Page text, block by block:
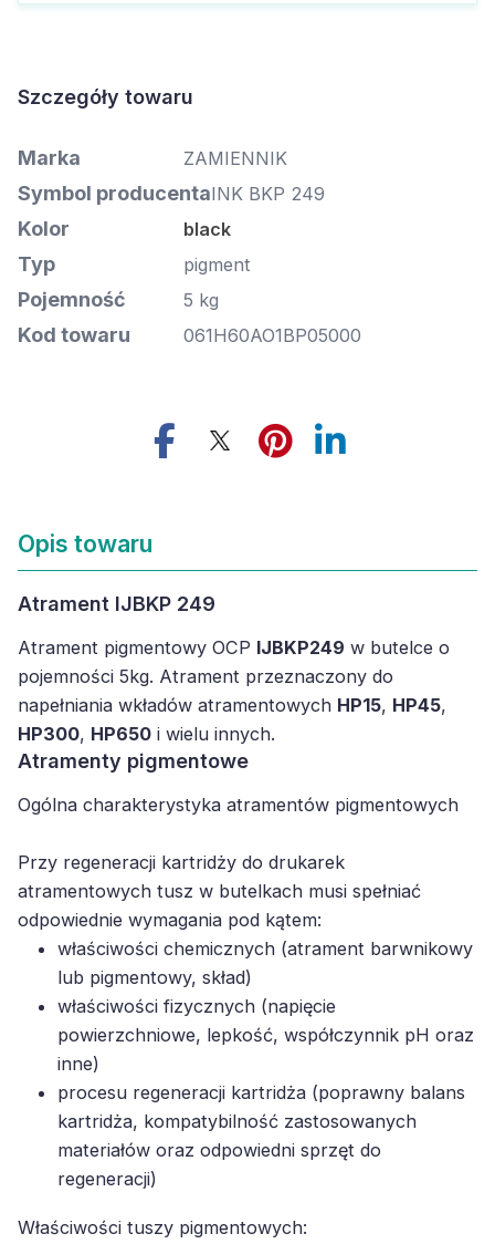
Szczegóły towaru
Marka ZAMIENNIK
Symbol producentaINK BKP 249
Kolor black
Typ pigment
Pojemność 5 kg
Kod towaru 061H60AO1BP05000
Opis towaru
Atrament IJBKP 249
Atrament pigmentowy OCP IJBKP249 w butelce o
pojemności 5kg. Atrament przeznaczony do
napełniania wkładów atramentowych HP15, HP45,
HP300, HP650 i wielu innych.
Atramenty pigmentowe
Ogólna charakterystyka atramentów pigmentowych
Przy regeneracji kartridży do drukarek
atramentowych tusz w butelkach musi spełniać
odpowiednie wymagania pod kątem:
właściwości chemicznych (atrament barwnikowy
lub pigmentowy, skład)
właściwości fizycznych (napięcie
powierzchniowe, lepkość, współczynnik pH oraz
inne)
procesu regeneracji kartridża (poprawny balans
kartridża, kompatybilność zastosowanych
materiałów oraz odpowiedni sprzęt do
regeneracji)
Właściwości tuszy pigmentowych: